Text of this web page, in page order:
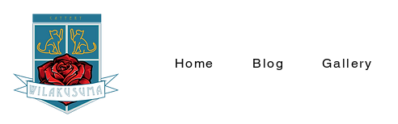
Home Blog Gallery